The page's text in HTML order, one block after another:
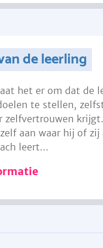
de leerling
het er om dat de
te stellen,
zelfvertrouwen
aan waar hij of zij
leert...